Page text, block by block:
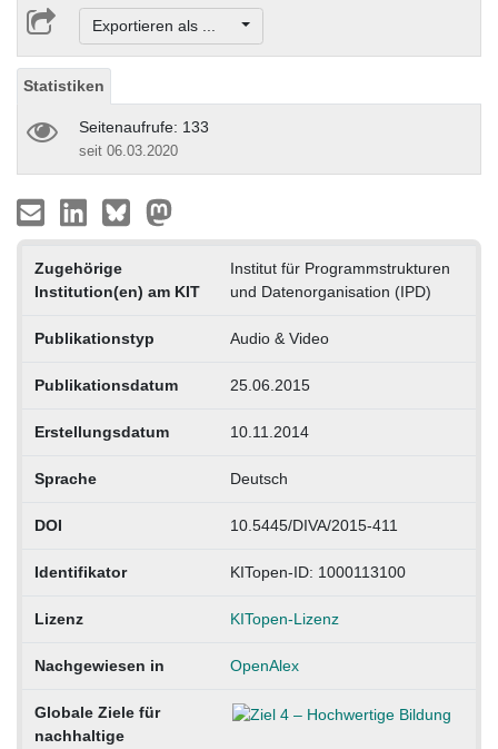
Exportieren als ...
Statistiken
Seitenaufrufe: 133
seit 06.03.2020
Zugehörige
Institution(en) am KIT
Institut für Programmstrukturen
und Datenorganisation (IPD)
Publikationstyp Audio & Video
Publikationsdatum 25.06.2015
Erstellungsdatum 10.11.2014
Sprache Deutsch
DOI 10.5445/DIVA/2015-411
Identifikator KITopen-ID: 1000113100
Lizenz KITopen-Lizenz
Nachgewiesen in OpenAlex
Globale Ziele für
nachhaltige